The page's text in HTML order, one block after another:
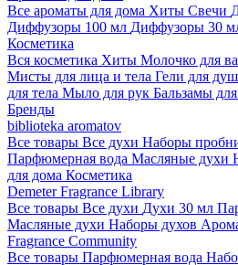
Все ароматы для дома Хиты Свечи
Диффузоры 100 мл Диффузоры 30
Косметика
Вся косметика Хиты Молочко для
Мисты для лица и тела Гели для
для тела Мыло для рук Бальзамы
Бренды
biblioteka aromatov
Все товары Все духи Наборы
Парфюмерная вода Масляные духи
для дома Косметика
Demeter Fragrance Library
Все товары Все духи Духи 30 мл
Масляные духи Наборы духов
Fragrance Community
Все товары Парфюмерная вода